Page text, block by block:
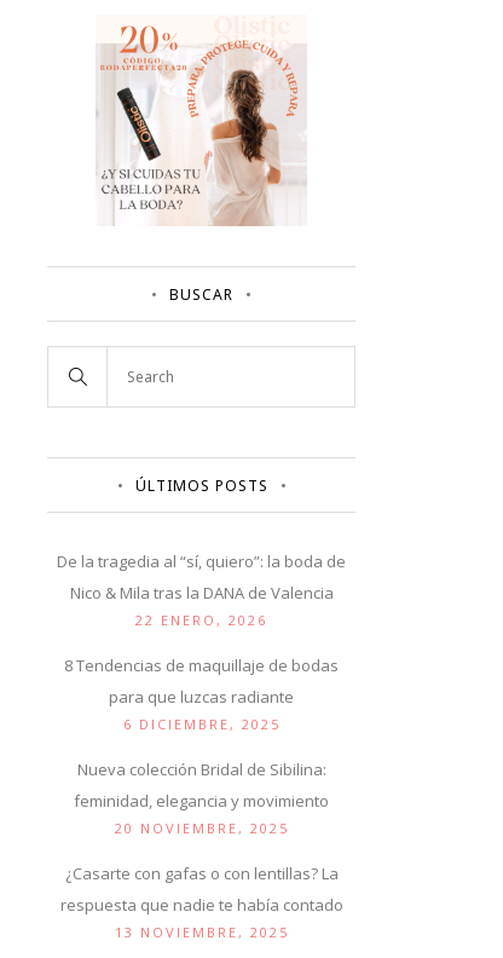
BUSCAR
ÚLTIMOS POSTS
De la tragedia al “sí, quiero”: la boda de
Nico & Mila tras la DANA de Valencia
22 ENERO, 2026
8 Tendencias de maquillaje de bodas
para que luzcas radiante
6 DICIEMBRE, 2025
Nueva colección Bridal de Sibilina:
feminidad, elegancia y movimiento
20 NOVIEMBRE, 2025
¿Casarte con gafas o con lentillas? La
respuesta que nadie te había contado
13 NOVIEMBRE, 2025